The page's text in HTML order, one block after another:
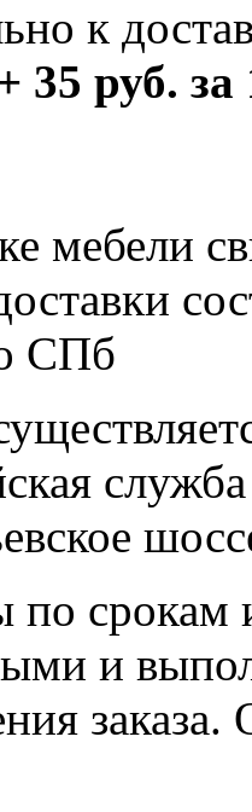
к
35 руб.
мебели
СПб
по срокам
и
заказа.